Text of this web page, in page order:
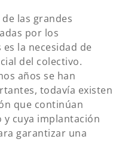
las grandes
por los
la necesidad de
del colectivo.
años se han
todavía existen
que continúan
cuya implantación
garantizar una